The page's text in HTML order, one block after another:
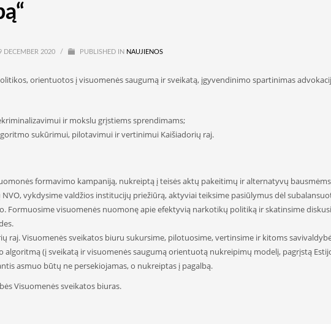
DECEMBER 2020 / PUBLISHED IN NAUJIENOS
orientuotos į visuomenės saugumą ir sveikatą, įgyvendinimo spartinimas
ir mokslu grįstiems sprendimams;
sukūrimui, pilotavimui ir vertinimui Kaišiadorių raj.
formavimo kampaniją, nukreiptą į teisės aktų pakeitimų ir alternatyvų bausmėms
vykdysime valdžios institucijų priežiūrą, aktyviai teiksime pasiūlymus dėl
Formuosime visuomenės nuomonę apie efektyvią narkotikų politiką ir skatinsime
raj. Visuomenės sveikatos biuru sukursime, pilotuosime, vertinsime ir kitoms
(į sveikatą ir visuomenės saugumą orientuotą nukreipimų modelį, pagrįstą
asmuo būtų ne persekiojamas, o nukreiptas į pagalbą.
Visuomenės sveikatos biuras.